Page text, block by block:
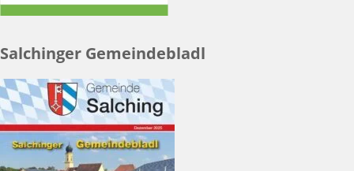
Salchinger Gemeindebladl